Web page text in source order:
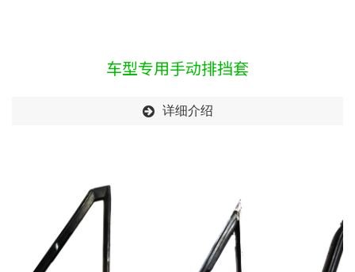
车型专用手动排挡套
详细介绍